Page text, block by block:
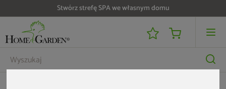
Stwórz strefę SPA we własnym domu